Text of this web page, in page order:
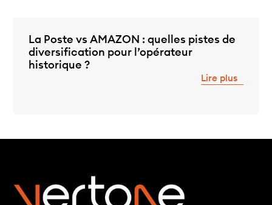
La Poste vs AMAZON : quelles pistes de
diversification pour l’opérateur
historique ?
Lire plus